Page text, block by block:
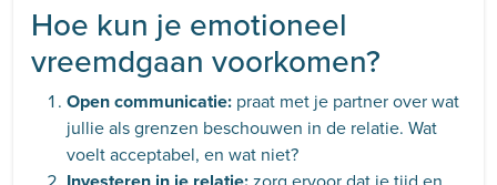
Hoe kun je emotioneel
vreemdgaan voorkomen?
Open communicatie: praat met je partner over wat
jullie als grenzen beschouwen in de relatie. Wat
voelt acceptabel, en wat niet?